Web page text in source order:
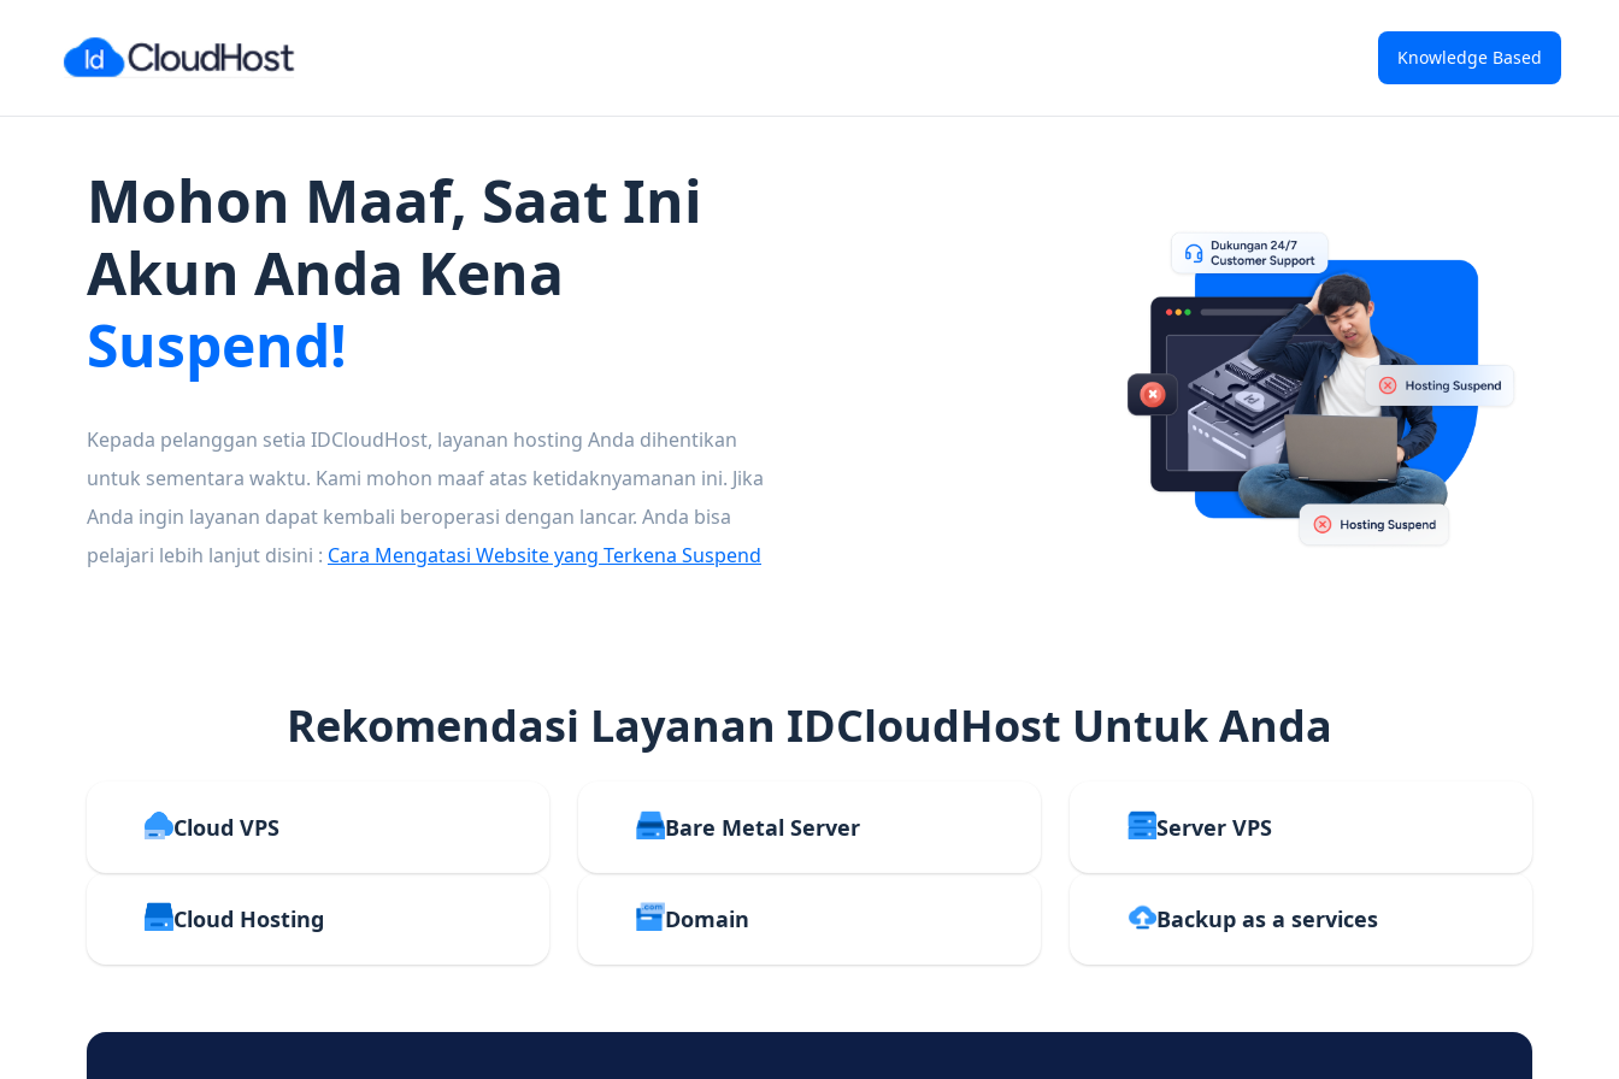
Knowledge Based
Mohon Maaf, Saat Ini
Akun Anda Kena
Suspend!
Kepada pelanggan setia IDCloudHost, layanan hosting Anda dihentikan
untuk sementara waktu. Kami mohon maaf atas ketidaknyamanan ini. Jika
Anda ingin layanan dapat kembali beroperasi dengan lancar. Anda bisa
pelajari lebih lanjut disini : Cara Mengatasi Website yang Terkena Suspend
Rekomendasi Layanan IDCloudHost Untuk Anda
Cloud VPS Bare Metal Server Server VPS
Cloud Hosting Domain Backup as a services